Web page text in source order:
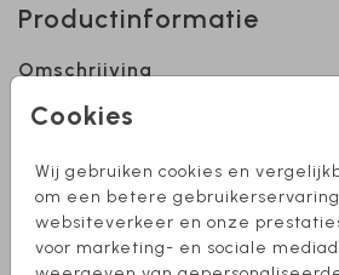
Cookies
Wij gebruiken cookies en
om een betere
websiteverkeer en onze
voor marketing- en sociale
Productinformatie
Omschrijving
Bewerk deze
wens. Te bestellen per 6 stuks.
van de kaartjes is 5,5 x 8,5 cm.
Collectie
kraamborrelkaartjes